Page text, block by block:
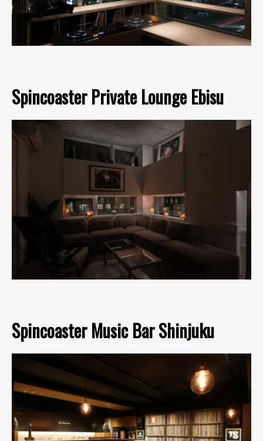
Spincoaster Private Lounge Ebisu
Spincoaster Music Bar Shinjuku